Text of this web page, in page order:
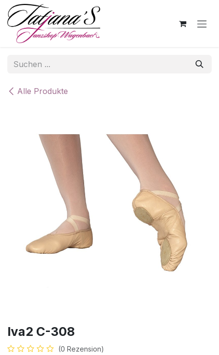
Zum Inhalt springen
Alle Produkte
Iva2 C-308
(0 Rezension)